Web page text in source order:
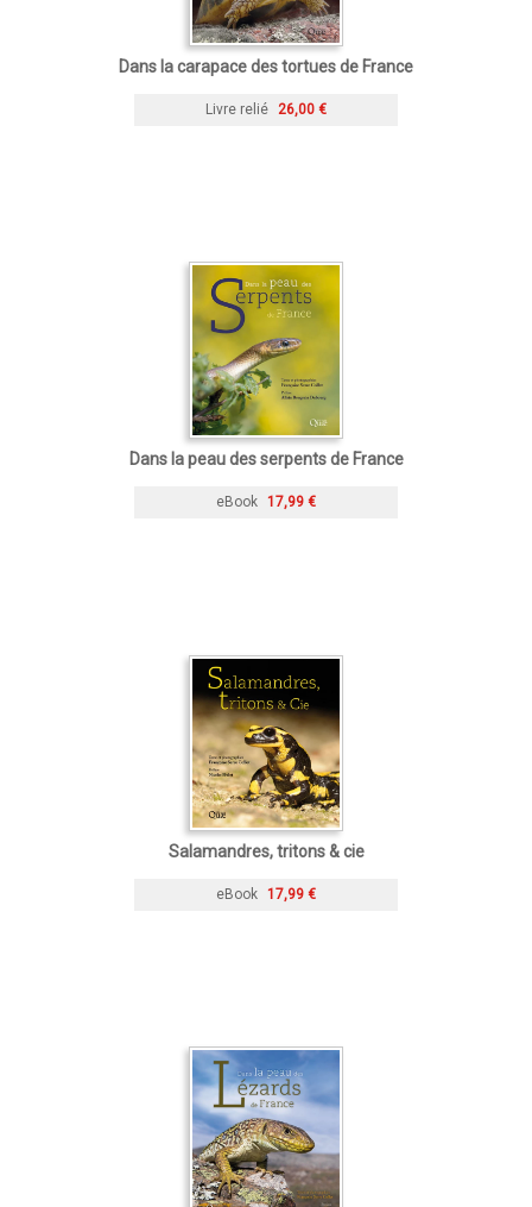
Dans la carapace des tortues de France
Livre relié 26,00 €
Dans la peau des serpents de France
eBook 17,99 €
Salamandres, tritons & cie
eBook 17,99 €